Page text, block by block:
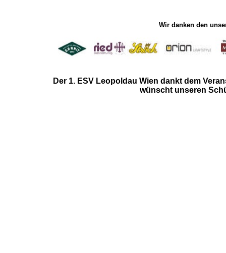
Wir danken den
Der 1. ESV Leopoldau Wien dankt dem
wünscht unseren